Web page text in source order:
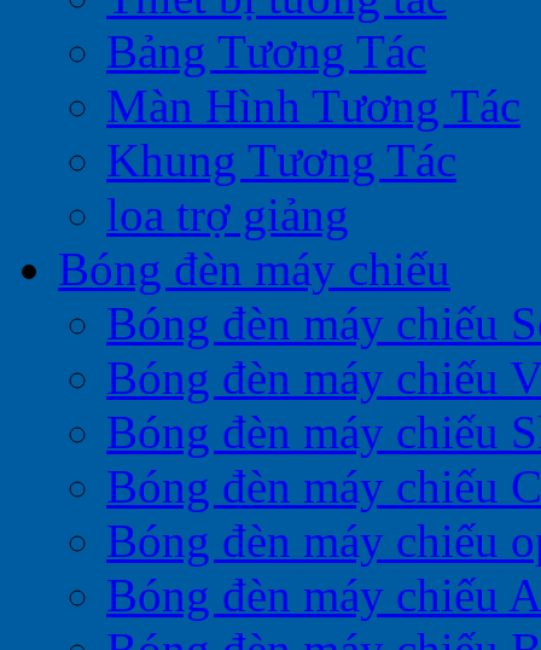
Bảng Tương Tác
Màn Hình Tương Tác
Khung Tương Tác
loa trợ giảng
Bóng đèn máy chiếu
Bóng đèn máy chiếu
Bóng đèn máy chiếu
Bóng đèn máy chiếu
Bóng đèn máy chiếu
Bóng đèn máy chiếu
Bóng đèn máy chiếu